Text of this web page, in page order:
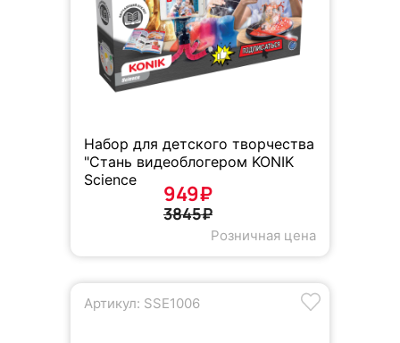
Набор для детского творчества
"Стань видеоблогером KONIK
Science
949₽
3845₽
Розничная цена
Артикул: SSE1006